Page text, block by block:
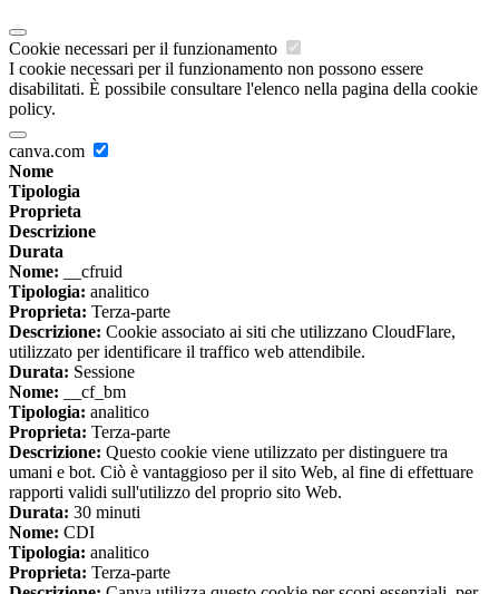
Cookie necessari per il funzionamento
I cookie necessari per il funzionamento non possono essere
disabilitati. È possibile consultare l'elenco nella pagina della cookie
policy.
canva.com
Nome
Tipologia
Proprieta
Descrizione
Durata
Nome: __cfruid
Tipologia: analitico
Proprieta: Terza-parte
Descrizione: Cookie associato ai siti che utilizzano CloudFlare,
utilizzato per identificare il traffico web attendibile.
Durata: Sessione
Nome: __cf_bm
Tipologia: analitico
Proprieta: Terza-parte
Descrizione: Questo cookie viene utilizzato per distinguere tra
umani e bot. Ciò è vantaggioso per il sito Web, al fine di effettuare
rapporti validi sull'utilizzo del proprio sito Web.
Durata: 30 minuti
Nome: CDI
Tipologia: analitico
Proprieta: Terza-parte